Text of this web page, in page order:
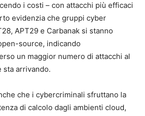
i costi – con attacchi più efficaci
evidenzia che gruppi cyber
APT29 e Carbanak si stanno
source, indicando
un maggior numero di attacchi al
sta arrivando.
che i cybercriminali sfruttano la
di calcolo dagli ambienti cloud,